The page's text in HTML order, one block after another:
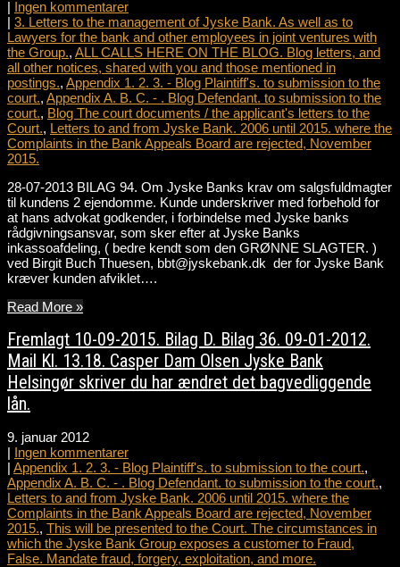
| Ingen kommentarer
| 3. Letters to the management of Jyske Bank. As well as to
Lawyers for the bank and other employees in joint ventures with
the Group., ALL CALLS HERE ON THE BLOG. Blog letters, and
all other notices, shared with you and those mentioned in
postings., Appendix 1. 2. 3. - Blog Plaintiff's. to submission to the
court., Appendix A. B. C. - . Blog Defendant. to submission to the
court., Blog The court documents / the applicant's letters to the
Court., Letters to and from Jyske Bank. 2006 until 2015. where the
Complaints in the Bank Appeals Board are rejected, November
2015.
28-07-2013 BILAG 94. Om Jyske Banks krav om salgsfuldmagter
til kundens 2 ejendomme. Kunde underskriver med forbehold for
at hans advokat godkender, i forbindelse med Jyske banks
rådgivningsansvar, som sker efter at Jyske Banks
inkassoafdeling, ( bedre kendt som den GRØNNE SLAGTER. )
ved Birgit Buch Thuesen, bbt@jyskebank.dk der for Jyske Bank
kræver kunden afviklet….
Read More »
Fremlagt 10-09-2015. Bilag D. Bilag 36. 09-01-2012.
Mail Kl. 13.18. Casper Dam Olsen Jyske Bank
Helsingør skriver du har ændret det bagvedliggende
lån.
9. januar 2012
| Ingen kommentarer
| Appendix 1. 2. 3. - Blog Plaintiff's. to submission to the court.,
Appendix A. B. C. - . Blog Defendant. to submission to the court.,
Letters to and from Jyske Bank. 2006 until 2015. where the
Complaints in the Bank Appeals Board are rejected, November
2015., This will be presented to the Court. The circumstances in
which the Jyske Bank Group exposes a customer to Fraud,
False. Mandate fraud, forgery, exploitation, and more.